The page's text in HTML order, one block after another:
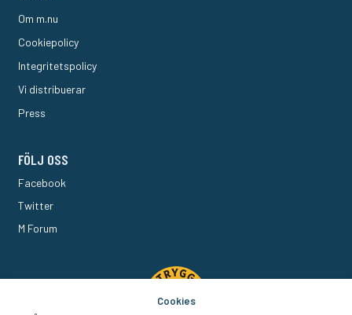
Om m.nu
Cookiepolicy
Integritetspolicy
Vi distribuerar
Press
FÖLJ OSS
Facebook
Twitter
M Forum
Cookies